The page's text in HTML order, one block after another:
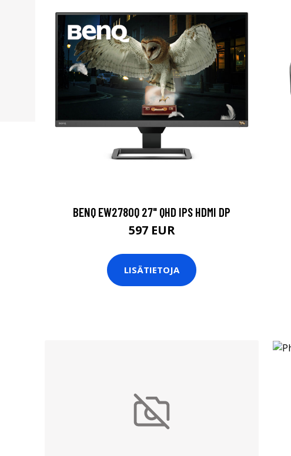
BENQ EW2780Q 27" QHD IPS HDMI DP
597 EUR
LISÄTIETOJA